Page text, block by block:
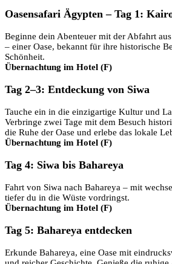
Oasensafari Ägypten – Tag 1:
Beginne dein Abenteuer mit der Abfahrt
– einer Oase, bekannt für ihre historische
Schönheit.
Übernachtung im Hotel (F)
Tag 2–3: Entdeckung von Siwa
Tauche ein in die einzigartige Kultur und
Verbringe zwei Tage mit dem Besuch
die Ruhe der Oase und erlebe das lokale
Übernachtung im Hotel (F)
Tag 4: Siwa bis Bahareya
Fahrt von Siwa nach Bahareya – mit
tiefer du in die Wüste vordringst.
Übernachtung im Hotel (F)
Tag 5: Bahareya entdecken
Erkunde Bahareya, eine Oase mit